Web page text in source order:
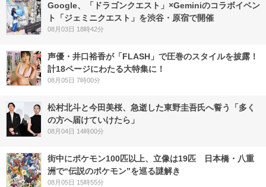
Google、「ドラゴンクエスト」×Geminiのコラボイベン
ト「ジェミニクエスト」を渋谷・原宿で開催
08月03日 18時42分
声優・井口裕香が「FLASH」で圧巻のスタイルを披露！
計18ページにわたる大特集に！
08月05日 7時00分
松村北斗と今田美桜、急逝した東野圭吾氏へ誓う「多く
の方へ届けていけたら」
08月04日 14時00分
街中にポケモン100匹以上、立像は19匹 日本橋・八重
洲で“伝説のポケモン”を巡る謎解き
08月05日 15時55分